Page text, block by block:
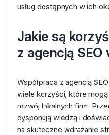
usług dostępnych w ich
Jakie są
z agencją SEO
Współpraca z agencją
wiele korzyści, które mogą
rozwój lokalnych firm.
dysponują wiedzą i
na skuteczne wdrażanie